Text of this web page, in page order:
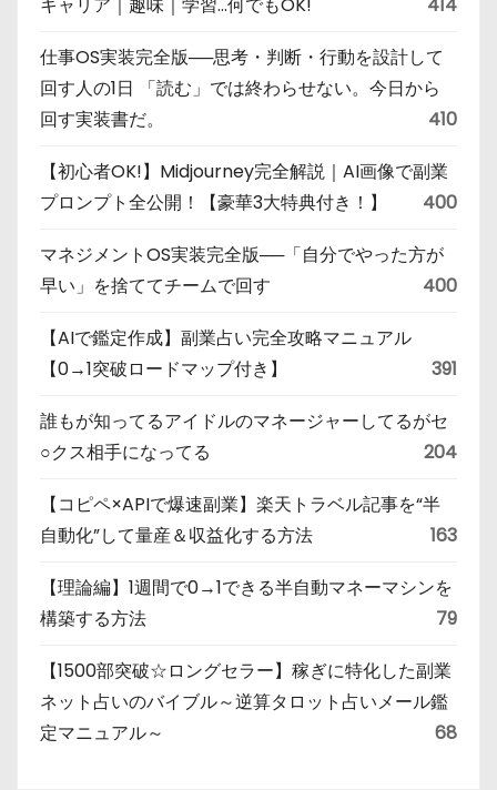
仕事OS実装完全版──思考・判断・行動を設計して
回す人の1日 「読む」では終わらせない。今日から
回す実装書だ。
410
【初心者OK!】Midjourney完全解説｜AI画像で副業
プロンプト全公開！【豪華3大特典付き！】
400
マネジメントOS実装完全版──「自分でやった方が
早い」を捨ててチームで回す
400
【AIで鑑定作成】副業占い完全攻略マニュアル
【0→1突破ロードマップ付き】
391
誰もが知ってるアイドルのマネージャーしてるがセ
○クス相手になってる
204
【コピペ×APIで爆速副業】楽天トラベル記事を“半
自動化”して量産＆収益化する方法
163
【理論編】1週間で0→1できる半自動マネーマシンを
構築する方法
79
【1500部突破☆ロングセラー】稼ぎに特化した副業
ネット占いのバイブル～逆算タロット占いメール鑑
定マニュアル～
68